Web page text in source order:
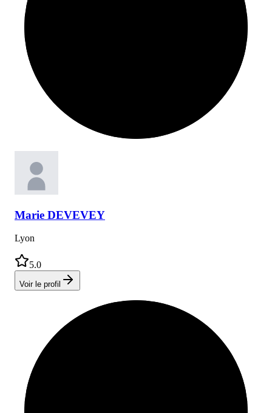
Marie DEVEVEY
Lyon
5.0
Voir le profil